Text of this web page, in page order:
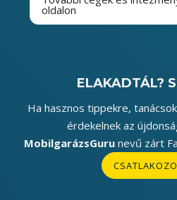
oldalon
ELAKADTÁL?
Ha hasznos tippekre,
érdekelnek az
MobilgarázsGuru nevű zárt